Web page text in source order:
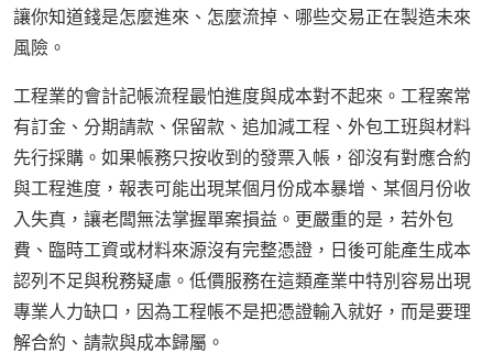
讓你知道錢是怎麼進來、怎麼流掉、哪些交易正在製造未來
風險。
工程業的會計記帳流程最怕進度與成本對不起來。工程案常
有訂金、分期請款、保留款、追加減工程、外包工班與材料
先行採購。如果帳務只按收到的發票入帳，卻沒有對應合約
與工程進度，報表可能出現某個月份成本暴增、某個月份收
入失真，讓老闆無法掌握單案損益。更嚴重的是，若外包
費、臨時工資或材料來源沒有完整憑證，日後可能產生成本
認列不足與稅務疑慮。低價服務在這類產業中特別容易出現
專業人力缺口，因為工程帳不是把憑證輸入就好，而是要理
解合約、請款與成本歸屬。